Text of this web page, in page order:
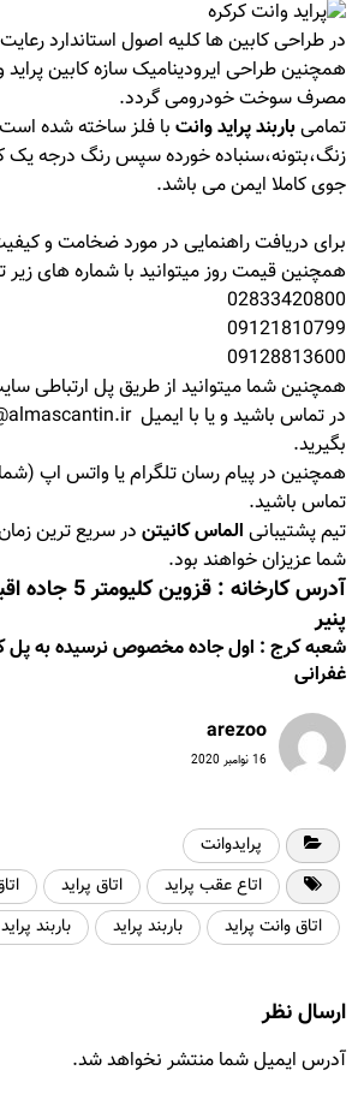
در طراحی کابین ها کلیه اصول استاندارد
همچنین طراحی ایرودینامیک سازه کابین
مصرف سوخت خودرومی گردد.
تمامیباربند پراید وانت با فلز ساخته شده
زنگ،بتونه،سنباده خورده سپس رنگ درجه یک
جوی کاملا ایمن می باشد.
برای دریافت راهنمایی در مورد ضخامت و
همچنین قیمت روز میتوانید با شماره های زیر
02833420800
09121810799
09128813600
همچنین شما میتوانید از طریق پل ارتباطی
بگیرید.
همچنین در پیام رسان تلگرام یا واتس اپ
تماس باشید.
تیم پشتیبانی الماس کانیتن در سریع ترین
شما عزیزان خواهند بود.
آدرس کارخانه :
پنیر
شعبه کرج : اول جاده مخصوص نرسیده به پل
غفرانی
arezoo
16 نوامبر 2020
پرایدوانت
اتاع عقب پراید
اتاق پراید
اتاق وانت پراید
باربند پراید باربند
ارسال نظر
آدرس ایمیل شما منتشر نخواهد شد.